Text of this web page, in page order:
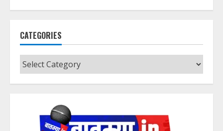
CATEGORIES
Categories